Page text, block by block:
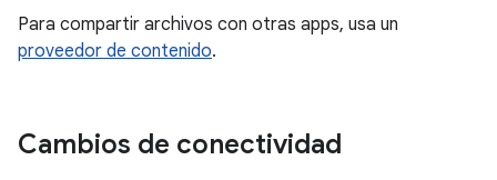
Para compartir archivos con otras apps, usa un
proveedor de contenido.
Cambios de conectividad